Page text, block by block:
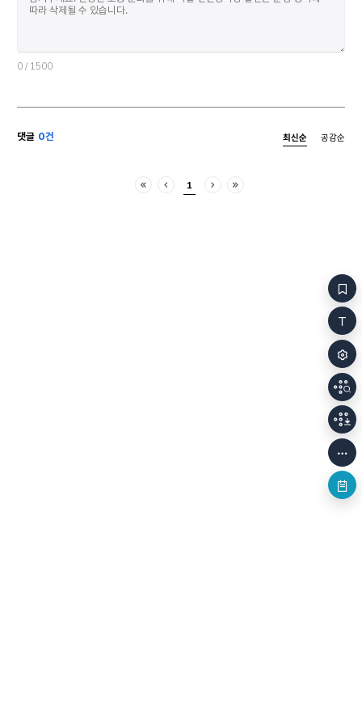
0 / 1500
댓글 0건 최신순 공감순
처음 이전 1 다음마지막